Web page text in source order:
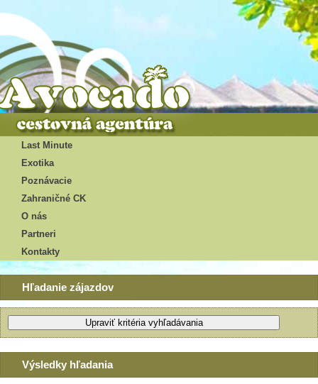
Last Minute
Exotika
Poznávacie
Zahraničné CK
O nás
Partneri
Kontakty
Hľadanie zájazdov
Výsledky hľadania